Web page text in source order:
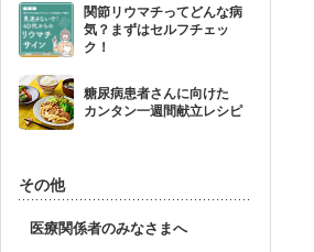
関節リウマチってどんな病
気？まずはセルフチェッ
ク！
糖尿病患者さんに向けた
カンタン一週間献立レシピ
その他
医療関係者のみなさまへ